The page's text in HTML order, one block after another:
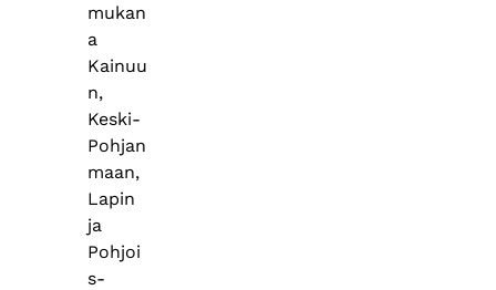
mukan
a
Kainuu
n,
Keski-
Pohjan
maan,
Lapin
ja
Pohjoi
s-